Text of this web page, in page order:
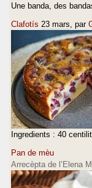
Une banda, des
Clafotís 23 mars , par
Ingredients : 40
Pan de mèu
Arrecèpta de l’Elena